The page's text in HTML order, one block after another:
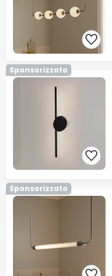
Sponsorizzato
Sponsorizzato